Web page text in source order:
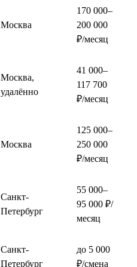
Москва
170 000–
200 000
₽/месяц
Москва,
удалённо
41 000–
117 700
₽/месяц
Москва
125 000–
250 000
₽/месяц
Санкт-
Петербург
55 000–
95 000 ₽/
месяц
Санкт-
Петербург
до 5 000
₽/смена